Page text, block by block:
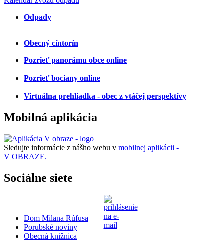
Odpady
Obecný cíntorín
Pozrieť panorámu obce online
Pozrieť bociany online
Virtuálna prehliadka - obec z vtáčej perspektívy
Mobilná aplikácia
Sledujte informácie z nášho webu v mobilnej aplikácii -
V OBRAZE.
Sociálne siete
Dom Milana Rúfusa
Porubské noviny
Obecná knižnica